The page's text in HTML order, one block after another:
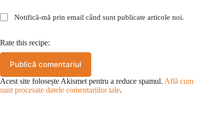
Notifică-mă prin email când sunt publicate articole noi.
Rate this recipe:
Publică comentariul
Acest site folosește Akismet pentru a reduce spamul. Află cum
sunt procesate datele comentariilor tale.